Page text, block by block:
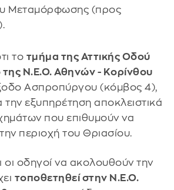
Μεταμόρφωσης (προς
το τμήμα της Αττικής Οδού
της Ν.Ε.Ο. Αθηνών - Κορίνθου
Ασπροπύργου (κόμβος 4),
την εξυπηρέτηση αποκλειστικά
που επιθυμούν να
περιοχή του Θριασίου.
οι οδηγοί να ακολουθούν την
τοποθετηθεί στην Ν.Ε.Ο.